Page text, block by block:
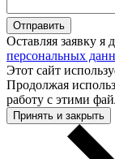
Оставляя заявку я
персональных
Этот сайт
Продолжая
работу с этими
Принять и закрыть